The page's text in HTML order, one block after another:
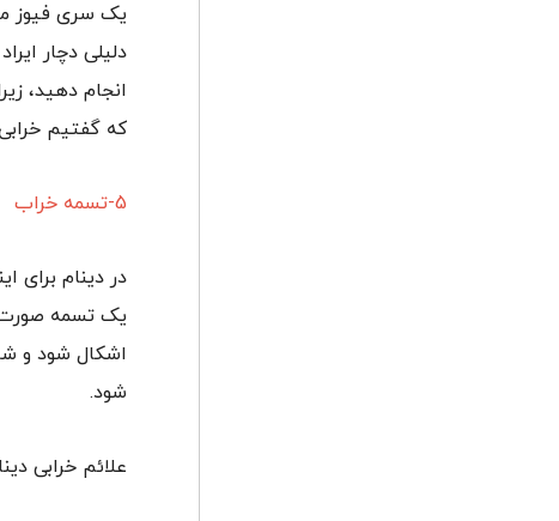
یک سری فیوز
دلیلی دچار
انجام دهید،
که گفتیم
5-تسمه خراب
در دینام برای
یک تسمه صورت
اشکال شود و
شود.
علائم خرابی